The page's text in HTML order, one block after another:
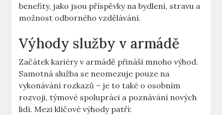
benefity, jako jsou příspěvky na bydlení, stravu a
možnost odborného vzdělávání.
Výhody služby v armádě
Začátek kariéry v armádě přináší mnoho výhod.
Samotná služba se neomezuje pouze na
vykonávání rozkazů – je to také o osobním
rozvoji, týmové spolupráci a poznávání nových
lidí. Mezi klíčové výhody patří: